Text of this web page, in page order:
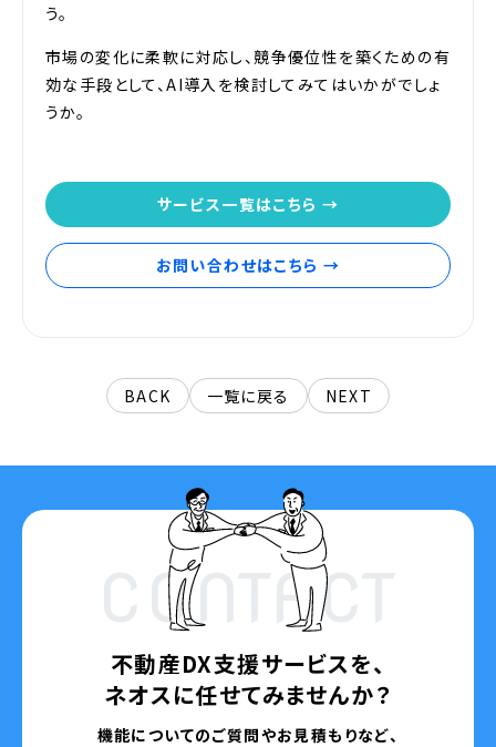
う。
市場の変化に柔軟に対応し、競争優位性を築くための有
効な手段として、AI導入を検討してみてはいかがでしょ
うか。
サービス一覧はこちら →
お問い合わせはこちら →
BACK 一覧に戻る NEXT
CONTACT
不動産DX支援サービスを、
ネオスに任せてみませんか？
機能についてのご質問やお見積もりなど、